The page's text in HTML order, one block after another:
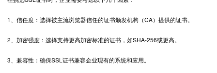
1、信任度：选择被主流浏览器信任的证书颁发机构（CA）提供的证书。
2、加密强度：选择支持更高加密标准的证书，如SHA-256或更高。
3、兼容性：确保SSL证书兼容企业现有的系统和应用。